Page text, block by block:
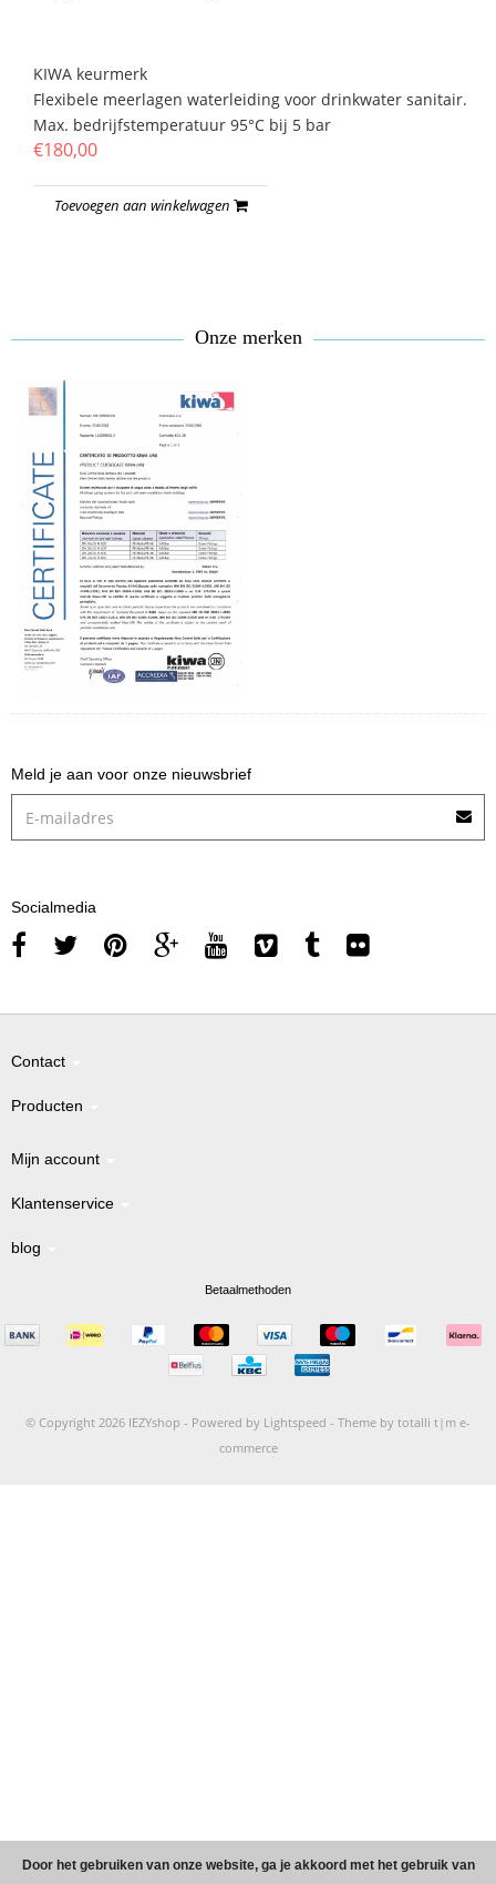
KIWA keurmerk
Flexibele meerlagen waterleiding voor drinkwater sanitair.
Max. bedrijfstemperatuur 95°C bij 5 bar
€180,00
Toevoegen aan winkelwagen
Onze merken
Meld je aan voor onze nieuwsbrief
Socialmedia
Contact
Producten
Mijn account
Klantenservice
blog
Betaalmethoden
© Copyright 2026 IEZYshop - Powered by Lightspeed - Theme by totalli t|m e-
commerce
Door het gebruiken van onze website, ga je akkoord met het gebruik van